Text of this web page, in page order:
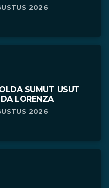
2026
SUMUT USUT
LORENZA
2026